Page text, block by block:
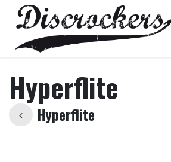
Zum Inhalt springen
Hyperflite
Hyperflite